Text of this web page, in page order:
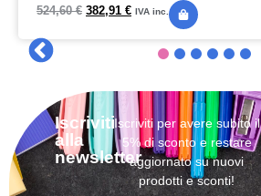
524,60€ 382,91 € IVA inc.
Iscriviti
alla
newsletter
Iscriviti per avere subito il
5% di sconto e restare
aggiornato su nuovi
prodotti e sconti!